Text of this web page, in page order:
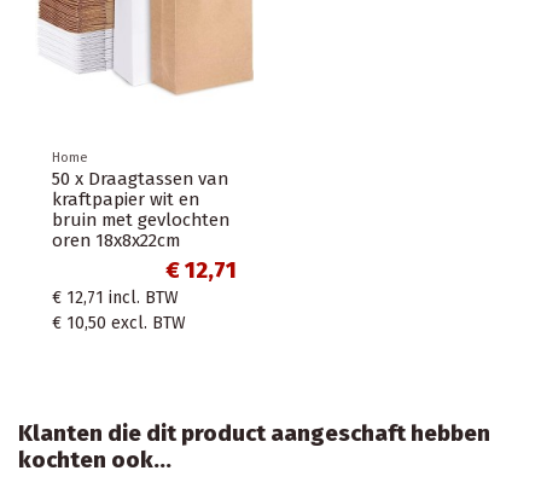
Home
50 x Draagtassen van
kraftpapier wit en
bruin met gevlochten
oren 18x8x22cm
€ 12,71
€ 12,71 incl. BTW
€ 10,50 excl. BTW
Klanten die dit product aangeschaft hebben
kochten ook...